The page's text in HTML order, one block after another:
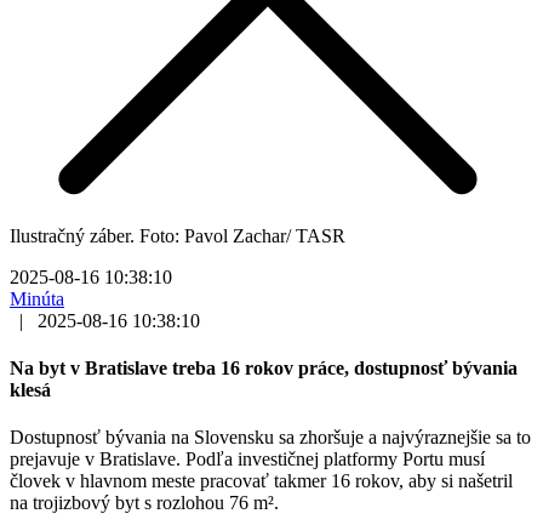
Ilustračný záber. Foto: Pavol Zachar/ TASR
2025-08-16 10:38:10
Minúta
|
2025-08-16 10:38:10
Na byt v Bratislave treba 16 rokov práce, dostupnosť bývania
klesá
Dostupnosť bývania na Slovensku sa zhoršuje a najvýraznejšie sa to
prejavuje v Bratislave. Podľa investičnej platformy Portu musí
človek v hlavnom meste pracovať takmer 16 rokov, aby si našetril
na trojizbový byt s rozlohou 76 m².